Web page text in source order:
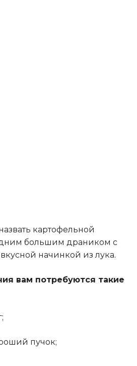
картофельной
большим драником с
начинкой из лука.
вам потребуются такие
пучок;